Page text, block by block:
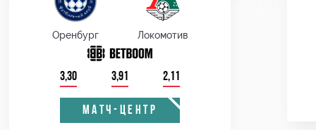
Оренбург Локомотив
3,30 3,91 2,11
МАТЧ-ЦЕНТР